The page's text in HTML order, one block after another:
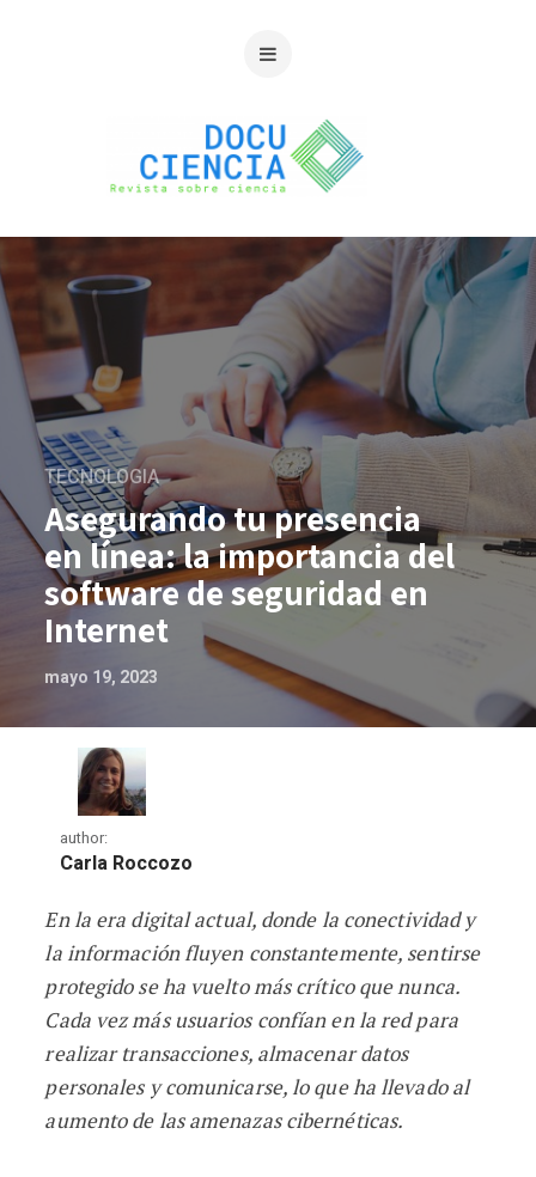
TECNOLOGIA
Asegurando tu presencia
en línea: la importancia del
software de seguridad en
Internet
mayo 19, 2023
author:
Carla Roccozo
Asegurando tu presencia en línea: la
En la era digital actual, donde la conectividad y
la información fluyen constantemente, sentirse
protegido se ha vuelto más crítico que nunca.
Cada vez más usuarios confían en la red para
realizar transacciones, almacenar datos
personales y comunicarse, lo que ha llevado al
aumento de las amenazas cibernéticas.